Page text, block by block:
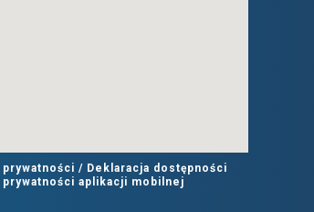
prywatności / Deklaracja dostępności
prywatności aplikacji mobilnej